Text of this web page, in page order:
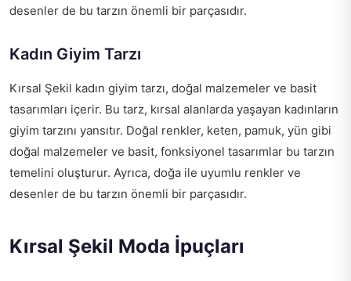
desenler de bu tarzın önemli bir parçasıdır.
Kadın Giyim Tarzı
Kırsal Şekil kadın giyim tarzı, doğal malzemeler ve basit
tasarımları içerir. Bu tarz, kırsal alanlarda yaşayan kadınların
giyim tarzını yansıtır. Doğal renkler, keten, pamuk, yün gibi
doğal malzemeler ve basit, fonksiyonel tasarımlar bu tarzın
temelini oluşturur. Ayrıca, doğa ile uyumlu renkler ve
desenler de bu tarzın önemli bir parçasıdır.
Kırsal Şekil Moda İpuçları